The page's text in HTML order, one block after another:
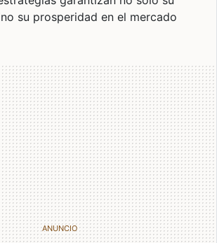
su prosperidad en el mercado